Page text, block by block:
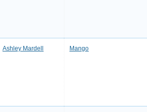
Ashley Mardell Mango